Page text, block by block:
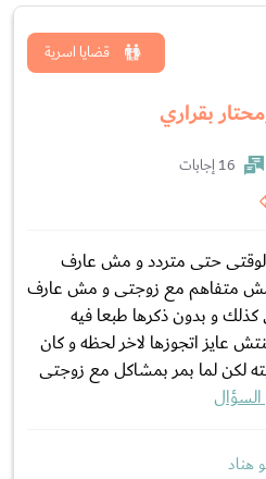
بقراري
قضايا اسرية
16 إجابات
دلوقتى حتى متردد و مش عارف
مش متفاهم مع زوجتى و مش عارف
و بدون ذكرها طبعا فيه
عايز اتجوزها لاخر لحظه و كان
لكن لما بمر بمشاكل مع زوجتى
هناد